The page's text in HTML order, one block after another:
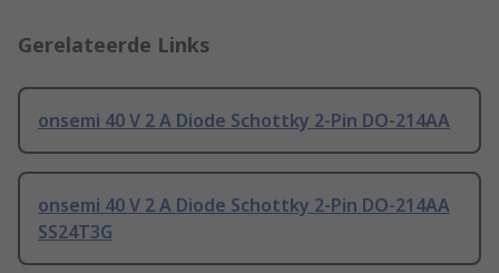
Gerelateerde Links
onsemi 40 V 2 A Diode Schottky 2-Pin DO-214AA
onsemi 40 V 2 A Diode Schottky 2-Pin DO-214AA
SS24T3G